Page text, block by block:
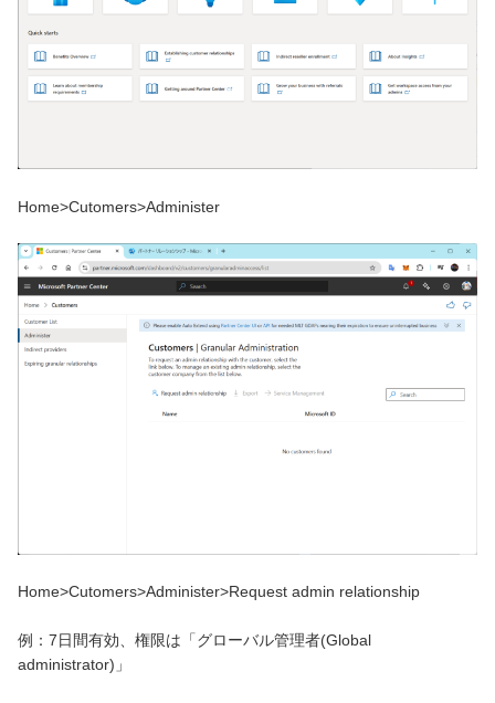
Home>Cutomers>Administer
Home>Cutomers>Administer>Request admin relationship
例：7日間有効、権限は「グローバル管理者(Global
administrator)」